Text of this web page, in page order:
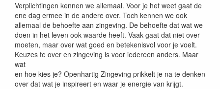
Verplichtingen kennen we allemaal. Voor je het weet gaat de
ene dag ermee in de andere over. Toch kennen we ook
allemaal de behoefte aan zingeving. De behoefte dat wat we
doen in het leven ook waarde heeft. Vaak gaat dat niet over
moeten, maar over wat goed en betekenisvol voor je voelt.
Keuzes te over en zingeving is voor iedereen anders. Maar
wat
en hoe kies je? Openhartig Zingeving prikkelt je na te denken
over dat wat je inspireert en waar je energie van krijgt.